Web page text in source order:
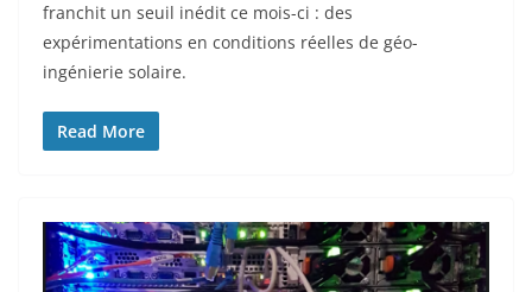
franchit un seuil inédit ce mois-ci : des
expérimentations en conditions réelles de géo-
ingénierie solaire.
Read More